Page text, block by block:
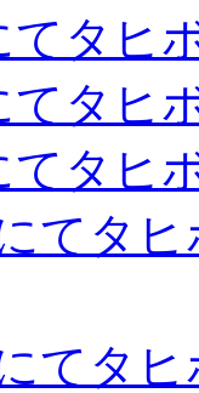
タヒ
タヒ
タヒ
てタ
てタ